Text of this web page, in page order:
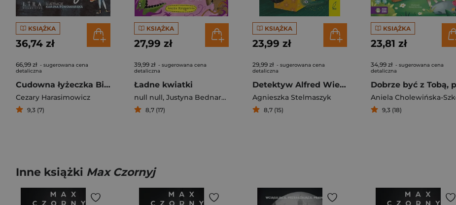
KSIĄŻKA
36,74 zł
66,99 zł - sugerowana cena
detaliczna
Cudowna łyżeczka Biety
Cezary Harasimowicz
9,3 (7)
KSIĄŻKA
27,99 zł
39,99 zł - sugerowana cena
detaliczna
Ładne kwiatki
null null, Justyna Bednarek Bartek Brosz
8,7 (17)
KSIĄŻKA
23,99 zł
29,99 zł - sugerowana cena
detaliczna
Detektyw Alfred Wiewiór i bezcenny paw
Agnieszka Stelmaszyk
8,7 (15)
KSIĄŻKA
23,81 zł
34,99 zł - sugerowana cena
detaliczna
9,3 (18)
Inne książki Max Czornyj